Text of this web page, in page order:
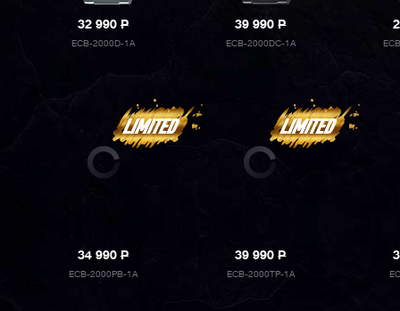
32 990P
ECB-2000D-1A
39 990P
ECB-2000DC-1A
34 990P
ECB-2000PB-1A
39 990P
ECB-2000TP-1A